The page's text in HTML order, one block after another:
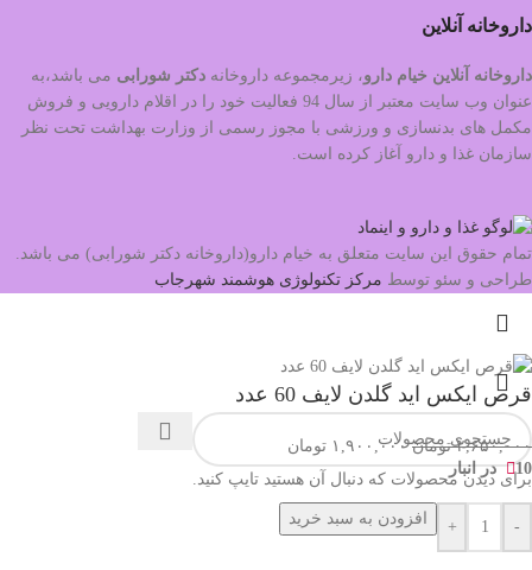
داروخانه آنلاین
داروخانه آنلاین خیام دارو، زیرمجموعه داروخانه دکتر شورابی می باشد،به
عنوان وب سایت معتبر از سال 94 فعالیت خود را در اقلام دارویی و فروش
مکمل های بدنسازی و ورزشی با مجوز رسمی از وزارت بهداشت تحت نظر
سازمان غذا و دارو آغاز کرده است.
تمام حقوق این سایت متعلق به خیام دارو(داروخانه دکتر شورابی) می باشد.
طراحی و سئو توسط مرکز تکنولوژی هوشمند شهرجاب
برای دیدن محصولات که دنبال آن هستید تایپ کنید.
قرص ایکس اید گلدن لایف 60 عدد
۲,۶۵۰,۰۰۰ تومان ۱,۹۰۰,۰۰۰ تومان
10 در انبار
-
+ افزودن به سبد خرید